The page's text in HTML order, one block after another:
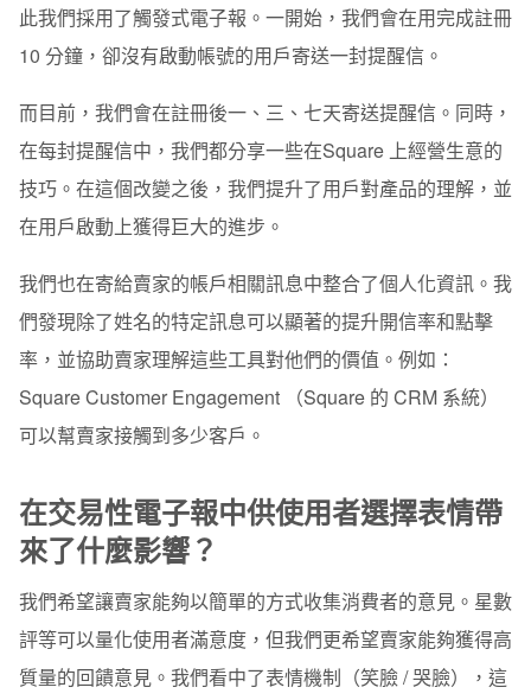
此我們採用了觸發式電子報。一開始，我們會在用完成註冊
10 分鐘，卻沒有啟動帳號的用戶寄送一封提醒信。
而目前，我們會在註冊後一、三、七天寄送提醒信。同時，
在每封提醒信中，我們都分享一些在Square 上經營生意的
技巧。在這個改變之後，我們提升了用戶對產品的理解，並
在用戶啟動上獲得巨大的進步。
我們也在寄給賣家的帳戶相關訊息中整合了個人化資訊。我
們發現除了姓名的特定訊息可以顯著的提升開信率和點擊
率，並協助賣家理解這些工具對他們的價值。例如：
Square Customer Engagement （Square 的 CRM 系統）
可以幫賣家接觸到多少客戶。
在交易性電子報中供使用者選擇表情帶
來了什麼影響？
我們希望讓賣家能夠以簡單的方式收集消費者的意見。星數
評等可以量化使用者滿意度，但我們更希望賣家能夠獲得高
質量的回饋意見。我們看中了表情機制（笑臉 / 哭臉），這